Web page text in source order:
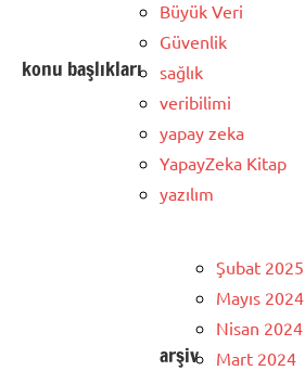
konu başlıkları
Büyük Veri
Güvenlik
sağlık
veribilimi
yapay zeka
YapayZeka Kitap
yazılım
arşiv
Şubat 2025
Mayıs 2024
Nisan 2024
Mart 2024